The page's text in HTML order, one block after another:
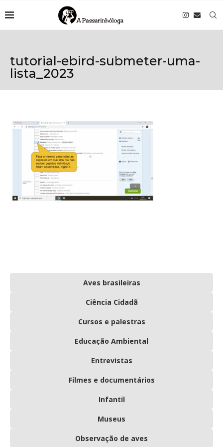
tutorial-ebird-submeter-uma-
lista_2023
Aves brasileiras
Ciência Cidadã
Cursos e palestras
Educação Ambiental
Entrevistas
Filmes e documentários
Infantil
Museus
Observação de aves